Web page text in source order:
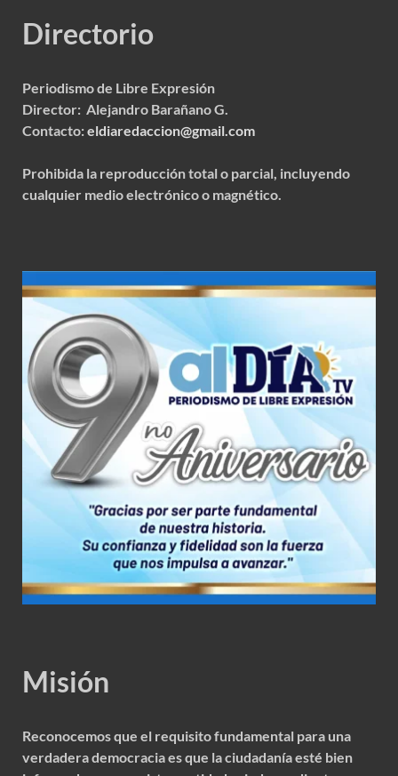
Directorio
Periodismo de Libre Expresión
Director: Alejandro Barañano G.
Contacto:eldiaredaccion@gmail.com
Prohibida la reproducción total o parcial, incluyendo
cualquier medio electrónico o magnético.
Misión
Reconocemos que el requisito fundamental para una
verdadera democracia es que la ciudadanía esté bien